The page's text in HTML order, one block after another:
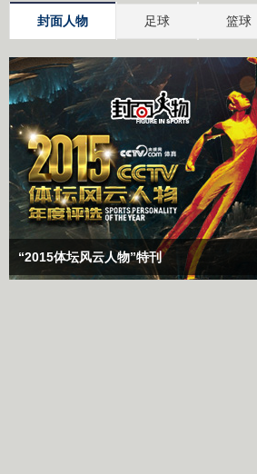
封面人物 足球 篮球
“2015体坛风云人物”特刊